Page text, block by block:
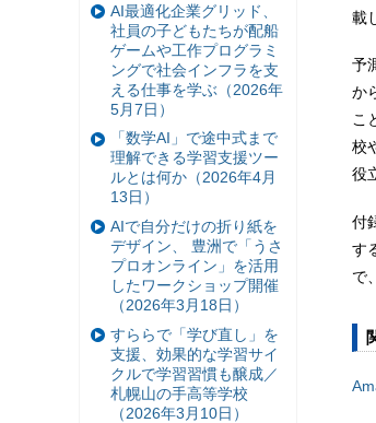
載
予
か
こ
校
役
付
す
で
AI最適化企業グリッド、
社員の子どもたちが配船
ゲームや工作プログラミ
ングで社会インフラを支
える仕事を学ぶ（2026年
5月7日）
「数学AI」で途中式まで
理解できる学習支援ツー
ルとは何か（2026年4月
13日）
AIで自分だけの折り紙を
デザイン、 豊洲で「うさ
プロオンライン」を活用
したワークショップ開催
（2026年3月18日）
すららで「学び直し」を
支援、効果的な学習サイ
クルで学習習慣も醸成／
札幌山の手高等学校
（2026年3月10日）